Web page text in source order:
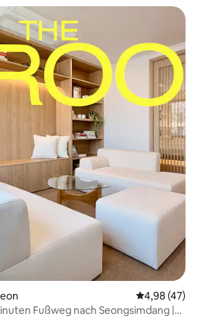
4,98 (47)
Fußweg nach Seongsimdang |